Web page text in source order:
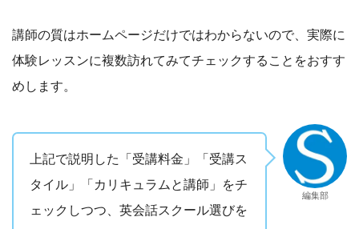
講師の質はホームページだけではわからないので、実際に
体験レッスンに複数訪れてみてチェックすることをおすす
めします。
上記で説明した「受講料金」「受講ス
タイル」「カリキュラムと講師」をチ
ェックしつつ、英会話スクール選びを
編集部